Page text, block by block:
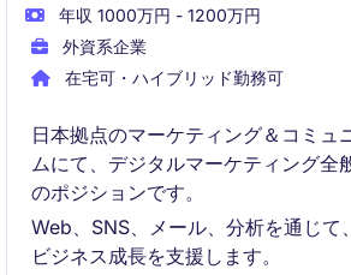
年収 1000万円 - 1200万円
外資系企業
在宅可・ハイブリッド勤務可
日本拠点のマーケティング＆コミュ
ムにて、デジタルマーケティング全
のポジションです。
Web、SNS、メール、分析を通じて
ビジネス成長を支援します。